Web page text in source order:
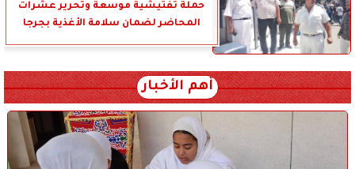
حملة تفتيشية موسعة وتحرير عشرات
المحاضر لضمان سلامة الأغذية بجرجا
أهم الأخبار